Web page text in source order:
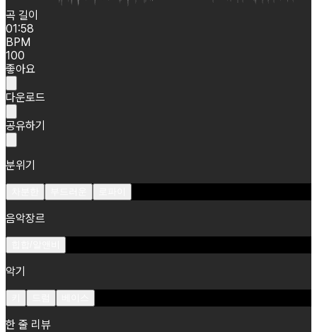
곡 길이
01:58
BPM
100
좋아요
다운로드
공유하기
분위기
음악장르
악기
한 줄 리뷰